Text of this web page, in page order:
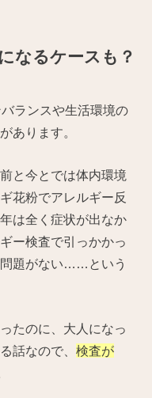
なるケースも？
ランスや生活環境の
あります。
と今とでは体内環境
花粉でアレルギー反
は全く症状が出なか
ー検査で引っかかっ
問題がない……という
たのに、大人になっ
話なので、検査が